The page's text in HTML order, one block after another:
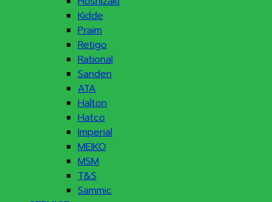
Kidde
Praim
Retigo
Rational
Sanden
ATA
Halton
Hatco
Imperial
MEIKO
MSM
T&S
Sammic